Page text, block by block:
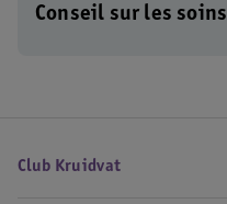
Conseil sur les soins
Club Kruidvat